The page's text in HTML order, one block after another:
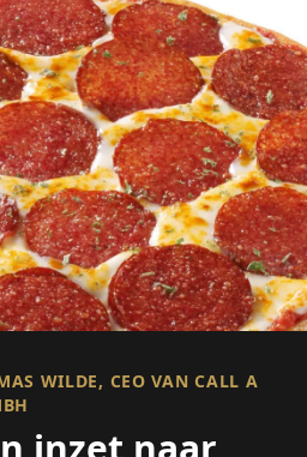
WILDE, CEO VAN CALL A